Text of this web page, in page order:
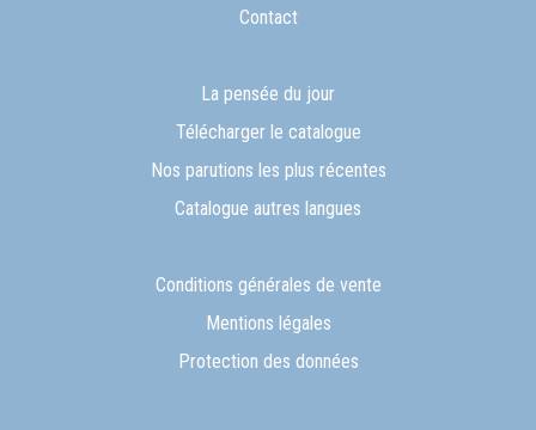
Contact
La pensée du jour
Télécharger le catalogue
Nos parutions les plus récentes
Catalogue autres langues
Conditions générales de vente
Mentions légales
Protection des données